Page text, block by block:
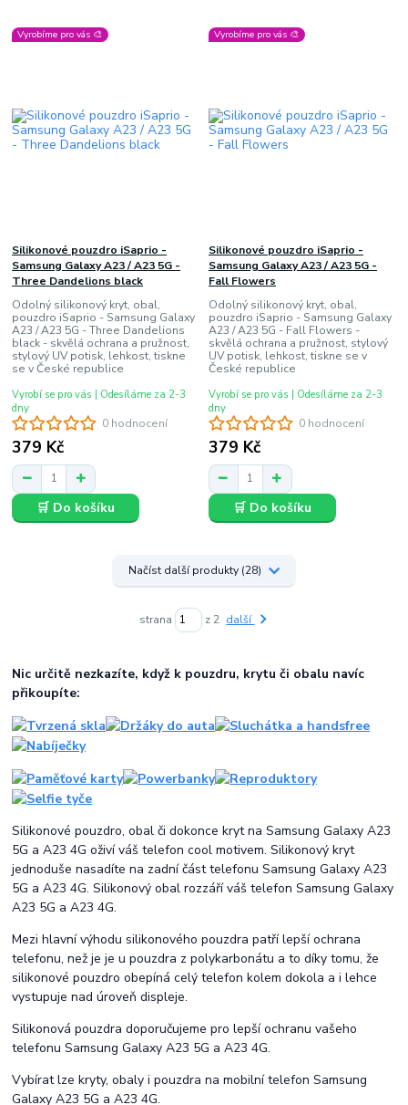
Vyrobíme pro vás 🎨
0 hodnocení
Silikonové pouzdro iSaprio -
Samsung Galaxy A23 / A23 5G -
Three Dandelions black
Odolný silikonový kryt, obal,
pouzdro iSaprio - Samsung Galaxy
A23 / A23 5G - Three Dandelions
black - skvělá ochrana a pružnost,
stylový UV potisk, lehkost, tiskne
se v České republice
379 Kč
Vyrobí se pro vás | Odesíláme za 2-3
dny
🛒 Do košíku
Vyrobíme pro vás 🎨
0 hodnocení
Silikonové pouzdro iSaprio -
Samsung Galaxy A23 / A23 5G -
Fall Flowers
Odolný silikonový kryt, obal,
pouzdro iSaprio - Samsung Galaxy
A23 / A23 5G - Fall Flowers -
skvělá ochrana a pružnost, stylový
UV potisk, lehkost, tiskne se v
České republice
379 Kč
Vyrobí se pro vás | Odesíláme za 2-3
dny
🛒 Do košíku
Načíst další produkty (28)
strana z 2 další
Nic určitě nezkazíte, když k pouzdru, krytu či obalu navíc
přikoupíte:
Silikonové pouzdro, obal či dokonce kryt na Samsung Galaxy A23
5G a A23 4G oživí váš telefon cool motivem. Silikonový kryt
jednoduše nasadíte na zadní část telefonu Samsung Galaxy A23
5G a A23 4G. Silikonový obal rozzáří váš telefon Samsung Galaxy
A23 5G a A23 4G.
Mezi hlavní výhodu silikonového pouzdra patří lepší ochrana
telefonu, než je je u pouzdra z polykarbonátu a to díky tomu, že
silikonové pouzdro obepíná celý telefon kolem dokola a i lehce
vystupuje nad úroveň displeje.
Silikonová pouzdra doporučujeme pro lepší ochranu vašeho
telefonu Samsung Galaxy A23 5G a A23 4G.
Vybírat lze kryty, obaly i pouzdra na mobilní telefon Samsung
Galaxy A23 5G a A23 4G.